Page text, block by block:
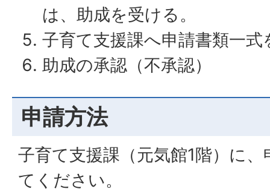
は、助成を受ける。
子育て支援課へ申請書類一式
助成の承認（不承認）
申請方法
子育て支援課（元気館1階）に
てください。